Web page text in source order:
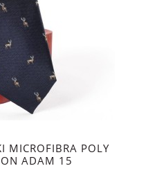
MICROFIBRA POLY
ADAM 15